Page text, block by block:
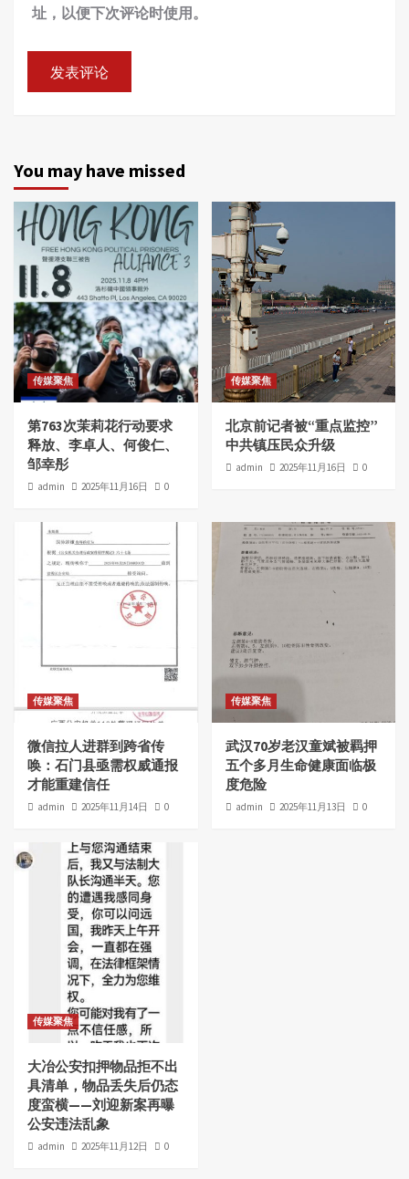
址，以便下次评论时使用。
You may have missed
传媒聚焦
第763次茉莉花行动要求
释放、李卓人、何俊仁、
邹幸彤
admin 2025年11月16日 0
传媒聚焦
北京前记者被“重点监控”
中共镇压民众升级
admin 2025年11月16日 0
传媒聚焦
微信拉人进群到跨省传
唤：石门县亟需权威通报
才能重建信任
admin 2025年11月14日 0
传媒聚焦
武汉70岁老汉童斌被羁押
五个多月生命健康面临极
度危险
admin 2025年11月13日 0
传媒聚焦
大冶公安扣押物品拒不出
具清单，物品丢失后仍态
度蛮横——刘迎新案再曝
公安违法乱象
admin 2025年11月12日 0